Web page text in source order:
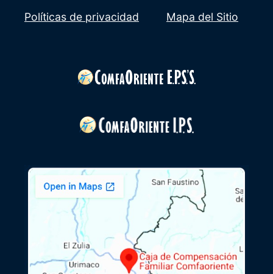
Políticas de privacidad Mapa del Sitio